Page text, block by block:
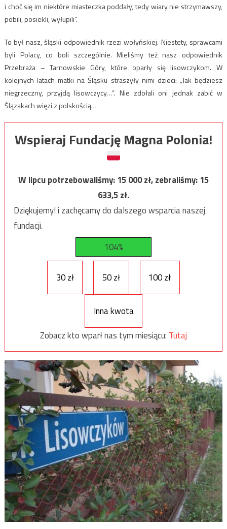
i choć się im niektóre miasteczka poddały, tedy wiary nie strzymawszy,
pobili, posiekli, wyłupili”.
To był nasz, śląski odpowiednik rzezi wołyńskiej. Niestety, sprawcami
byli Polacy, co boli szczególnie. Mieliśmy też nasz odpowiednik
Przebraża – Tarnowskie Góry, które oparły się lisowczykom. W
kolejnych latach matki na Śląsku straszyły nimi dzieci: „Jak będziesz
niegrzeczny, przyjdą lisowczycy…”. Nie zdołali oni jednak zabić w
Ślązakach więzi z polskością…
Wspieraj Fundację Magna Polonia!
W lipcu potrzebowaliśmy:15 000zł, zebraliśmy:15
633,5zł.
Dziękujemy! i zachęcamy do dalszego wsparcia naszej
fundacji.
104%
30 zł 50 zł 100 zł
Inna kwota
Zobacz kto wparł nas tym miesiącu: Tutaj